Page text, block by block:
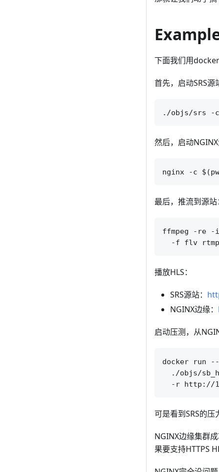
下面我们用
首先，启动SRS源
然后，启动
最后，推流到源站
ffmpeg -re
播放HLS：
SRS源站：
NGINX边缘：
启动压测，从
docker run
./objs/
可是看到SRS的
NGINX边缘集群
果要支持HTTPS